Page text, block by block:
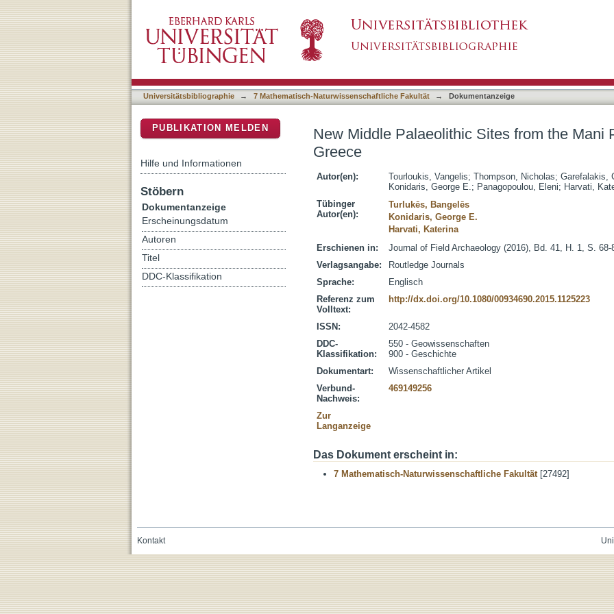
Universitätsbibliographie → 7 Mathematisch-Naturwissenschaftliche Fakultät → Dokumentanzeige
New Middle Palaeolithic Sites from the Mani
Greece
Autor(en): Tourloukis, Vangelis; Thompson, Nicholas; Garefalakis,
Konidaris, George E.; Panagopoulou, Eleni; Harvati,
Tübinger
Autor(en):
Turlukēs, Bangelēs
Konidaris, George E.
Harvati, Katerina
Erschienen in:
Journal of Field Archaeology (2016), Bd. 41, H. 1, S. 68-
Verlagsangabe:
Routledge Journals
Sprache:
Englisch
Referenz zum
Volltext:
http://dx.doi.org/10.1080/00934690.2015.1125223
ISSN:
2042-4582
DDC-
Klassifikation:
550 - Geowissenschaften
900 - Geschichte
Dokumentart:
Wissenschaftlicher Artikel
Verbund-
Nachweis:
469149256
Zur
Langanzeige
Das Dokument erscheint in:
7 Mathematisch-Naturwissenschaftliche Fakultät[27492]
PUBLIKATION MELDEN
Hilfe und Informationen
Stöbern
Dokumentanzeige
Erscheinungsdatum
Autoren
Titel
DDC-Klassifikation
Kontakt